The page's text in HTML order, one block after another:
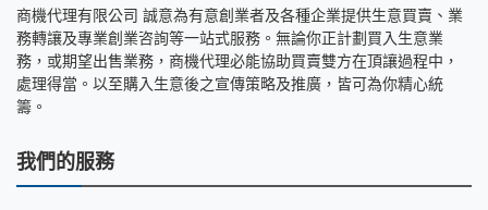
商機代理有限公司 誠意為有意創業者及各種企業提供生意買賣、業
務轉讓及專業創業咨詢等一站式服務。無論你正計劃買入生意業
務，或期望出售業務，商機代理必能協助買賣雙方在頂讓過程中，
處理得當。以至購入生意後之宣傳策略及推廣，皆可為你精心統
籌。
我們的服務